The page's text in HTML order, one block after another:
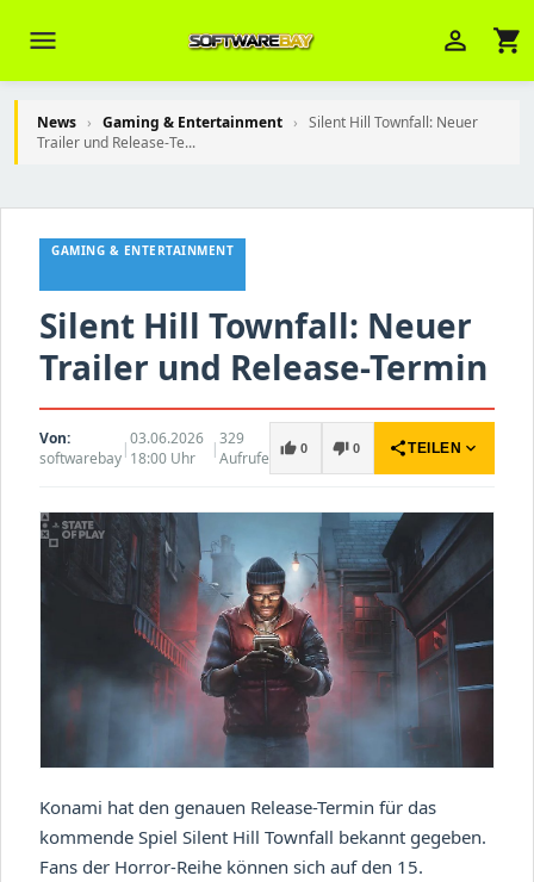
menu person_outline shopping_cart
News › Gaming & Entertainment › Silent Hill Townfall: Neuer
Trailer und Release-Te...
GAMING & ENTERTAINMENT
Silent Hill Townfall: Neuer
Trailer und Release-Termin
Von:
softwarebay|03.06.2026
18:00 Uhr
|329
Aufrufe
thumb_up 0 thumb_down 0 shareTEILEN expand_more
Konami hat den genauen Release-Termin für das
kommende Spiel Silent Hill Townfall bekannt gegeben.
Fans der Horror-Reihe können sich auf den 15.
Brasov
z. B. Ihre Bestellnummer (z.B.
S24DXG9F8JK2) nennen.